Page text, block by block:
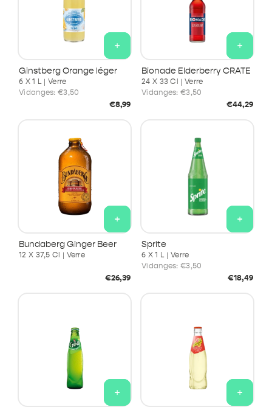
+
Ginstberg Orange léger
6 X 1 L | Verre
Vidanges: €3,50
Prix
€8,99
+
Bionade Elderberry CRATE
24 X 33 Cl | Verre
Vidanges: €3,50
Prix
€44,29
+
Bundaberg Ginger Beer
12 X 37,5 Cl | Verre
Prix
€26,39
+
Sprite
6 X 1 L | Verre
Vidanges: €3,50
Prix
€18,49
+ +